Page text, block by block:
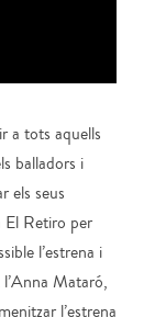
a tots aquells
balladors i
els seus
El Retiro per
l’estrena i
Mataró,
l’estrena